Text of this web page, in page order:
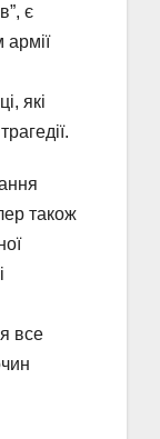
є
армії
які
також
все